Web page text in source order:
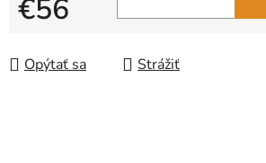
€56
Opýtať sa Strážiť